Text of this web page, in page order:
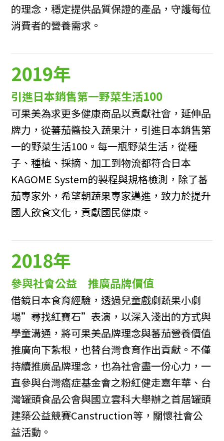
的理念，穩定提供品質保證的產品，守護每位
消費者的營養需求。
2019年
引進日本銷售第一野菜生活100
可果美為求更多健康商品以貢獻社會，延伸品
牌力，從蕃茄醬投入蔬果汁，引進日本銷售第
一的野菜生活100。每一瓶野菜生活，從種
子、種植、採摘、加工到物流都符合日本
KAGOME System的製程與規格檢測，除了蕃
茄專家外，希望朝蔬果專家邁進，致力於提升
國人飲食文化，貢獻國民健康。
2018年
參與社會公益 推廣品牌價值
借鏡日本食育經驗，透過兒童戲劇蔬果小劇
場”尋找紅寶石”表演，以深入淺出的方式與
學童溝通，將可果美品牌理念與蕃茄營養價值
推廣向下紮根，也替台灣食育作出貢獻。不僅
持續推廣品牌理念，也為社會盡一份心力，一
直參與台灣癌症基金會之粉紅健走嘉年華、台
灣罐頭食品公會與國立雲科大舉辦之首屆罐頭
建築公益競賽Canstruction等，關懷社會公
益活動。